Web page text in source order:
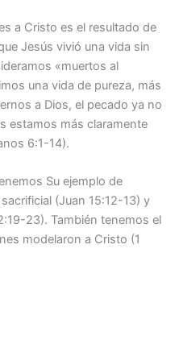
a Cristo es el resultado de
Jesús vivió una vida sin
«muertos al
una vida de pureza, más
a Dios, el pecado ya no
estamos más claramente
6:1-14).
Su ejemplo de
(Juan 15:12-13) y
23). También tenemos el
modelaron a Cristo (1